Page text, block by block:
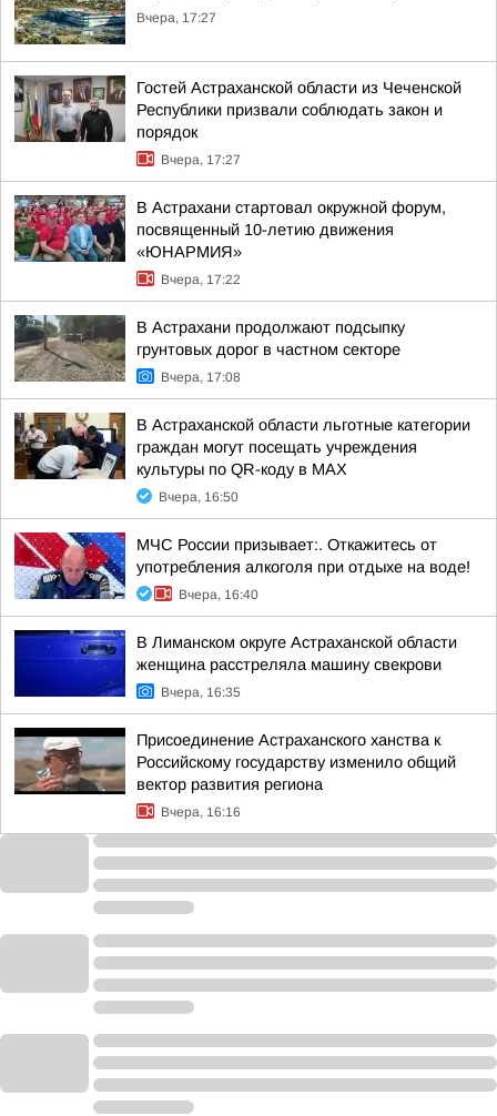
Вчера, 17:27
Гостей Астраханской области из Чеченской
Республики призвали соблюдать закон и
порядок
Вчера, 17:27
В Астрахани стартовал окружной форум,
посвященный 10-летию движения
«ЮНАРМИЯ»
Вчера, 17:22
В Астрахани продолжают подсыпку
грунтовых дорог в частном секторе
Вчера, 17:08
В Астраханской области льготные категории
граждан могут посещать учреждения
культуры по QR-коду в МАХ
Вчера, 16:50
МЧС России призывает:. Откажитесь от
употребления алкоголя при отдыхе на воде!
Вчера, 16:40
В Лиманском округе Астраханской области
женщина расстреляла машину свекрови
Вчера, 16:35
Присоединение Астраханского ханства к
Российскому государству изменило общий
вектор развития региона
Вчера, 16:16